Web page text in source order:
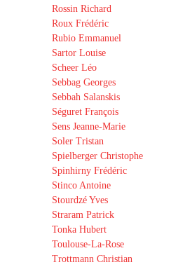
Rossin Richard
Roux Frédéric
Rubio Emmanuel
Sartor Louise
Scheer Léo
Sebbag Georges
Sebbah Salanskis
Séguret François
Sens Jeanne-Marie
Soler Tristan
Spielberger Christophe
Spinhirny Frédéric
Stinco Antoine
Stourdzé Yves
Straram Patrick
Tonka Hubert
Toulouse-La-Rose
Trottmann Christian